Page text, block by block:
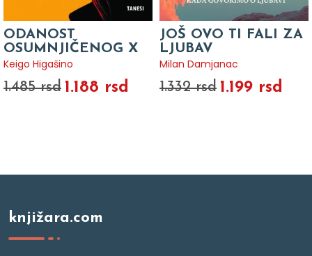
ODANOST
OSUMNJIČENOG X
Keigo Higašino
1.485 rsd 1.188 rsd
JOŠ OVO TI FALI ZA
LJUBAV
Milan Damjanac
1.332 rsd 1.199 rsd
knjižara.com